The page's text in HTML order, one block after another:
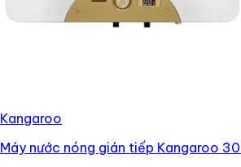
Kangaroo
Máy nước nóng gián tiếp Kangaroo